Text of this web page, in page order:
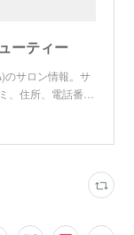
ーティー
のサロン情報。サ
、住所、電話番…